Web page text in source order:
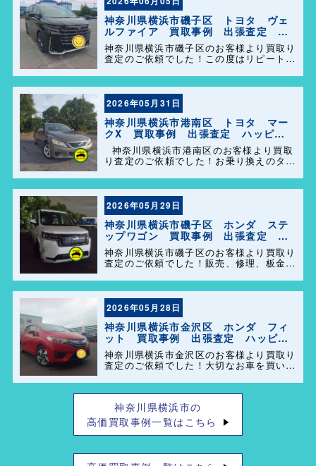
神奈川県横浜市磯子区 トヨタ ヴェ
ルファイア 買取事例 出張査定 ハ
ッピーカーズ港南店！
神奈川県横浜市磯子区のお客様より買取り
査定のご依頼でした！この度はリピートで
様のお車を迅速かつ丁寧に対応させていた
だきました。 今後ともよろしくお願いし
ます＼(^o^)／
2026年05月31日
神奈川県横浜市港南区 トヨタ マー
クX 買取事例 出張査定 ハッピー
カーズ港南店！
神奈川県横浜市港南区のお客様より買取
り査定のご依頼でした！お乗り換えのタイ
い取らせて頂きありがとうございます。今
後とも弊社の事をよろしくお願いします＼
(^o^)／
2026年05月29日
神奈川県横浜市磯子区 ホンダ ステ
ップワゴン 買取事例 出張査定 ハ
ッピーカーズ港南店！
神奈川県横浜市磯子区のお客様より買取り
査定のご依頼でした！販売、修理、板金、
で困った事があれば、気軽にご相談して下
さい(^o^)／
2026年05月28日
神奈川県横浜市金沢区 ホンダ フィ
ット 買取事例 出張査定 ハッピー
カーズ港南店！
神奈川県横浜市金沢区のお客様より買取り
査定のご依頼でした！大切なお車を買い取
も弊社の事をよろしくお願いします＼
(^o^)／
神奈川県横浜市の
高価買取事例一覧はこちら